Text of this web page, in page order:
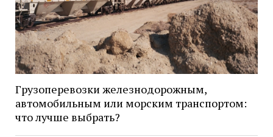
Грузоперевозки железнодорожным,
автомобильным или морским транспортом:
что лучше выбрать?